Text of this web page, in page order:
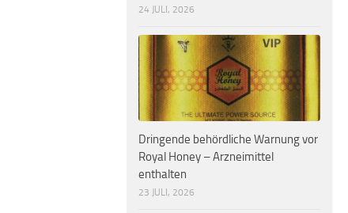
24 JULI, 2026
Dringende behördliche Warnung vor
Royal Honey – Arzneimittel
enthalten
23 JULI, 2026